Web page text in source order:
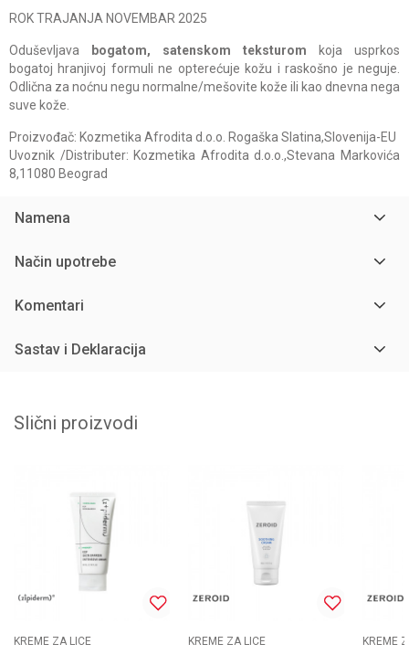
ROK TRAJANJA NOVEMBAR 2025
Oduševljava bogatom, satenskom teksturom koja usprkos
bogatoj hranjivoj formuli ne opterećuje kožu i raskošno je neguje.
Odlična za noćnu negu normalne/mešovite kože ili kao dnevna nega
suve kože.
Proizvođač: Kozmetika Afrodita d.o.o. Rogaška Slatina,Slovenija-EU
Uvoznik /Distributer: Kozmetika Afrodita d.o.o.,Stevana Markovića
8,11080 Beograd
Namena
Način upotrebe
Komentari
Sastav i Deklaracija
Slični proizvodi
KREME ZA LICE KREME ZA LICE KREME